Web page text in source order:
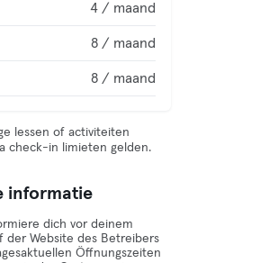
4 / maand
8 / maand
8 / maand
lessen of activiteiten
check-in limieten gelden.
informatie
dich vor deinem
der Website des Betreibers
Öffnungszeiten